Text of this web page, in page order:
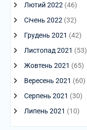
Лютий 2022 (46)
Січень 2022 (32)
Грудень 2021 (42)
Листопад 2021 (53)
Жовтень 2021 (65)
Вересень 2021 (60)
Серпень 2021 (30)
Липень 2021 (10)